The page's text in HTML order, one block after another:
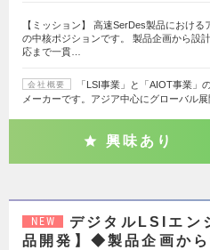
【ミッション】 高速SerDes製品における
の中核ポジションです。 製品企画から設
応まで一貫…
会社概要
「LSI事業」と「AIOT事業」
メーカーです。アジア中心にグローバル
興味あり
NEW
デジタルLSIエン
品開発】◆製品企画か